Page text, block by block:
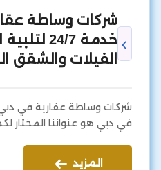
شركات وساطة
خدمة 24/
الفيلات والشقق
شركات وساطة عقارية في
في دبي هو عنواننا المختار
المزيد